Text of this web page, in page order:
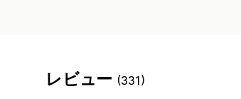
レビュー (331)